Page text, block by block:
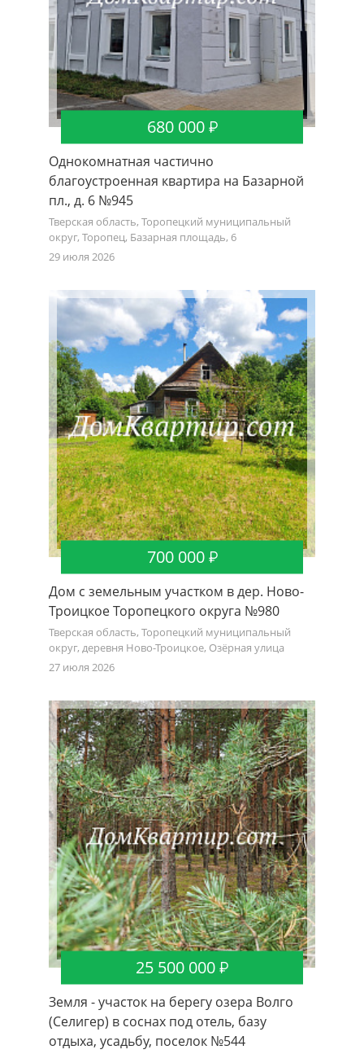
680 000
Однокомнатная частично
благоустроенная квартира на Базарной
пл., д. 6 №945
Тверская область, Торопецкий муниципальный
округ, Торопец, Базарная площадь, 6
29 июля 2026
700 000
Дом с земельным участком в дер. Ново-
Троицкое Торопецкого округа №980
Тверская область, Торопецкий муниципальный
округ, деревня Ново-Троицкое, Озёрная улица
27 июля 2026
25 500 000
Земля - участок на берегу озера Волго
(Селигер) в соснах под отель, базу
отдыха, усадьбу, поселок №544